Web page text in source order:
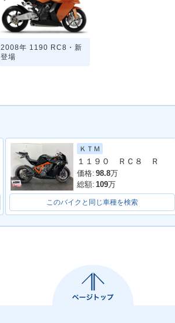
2008年 1190 RC8・新
登場
ＫＴＭ
１１９０ ＲＣ８ Ｒ
価格: 98.8万
総額: 109万
このバイクと同じ車種を検索